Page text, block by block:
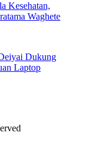
Kesehatan,
Waghete
Dukung
Laptop